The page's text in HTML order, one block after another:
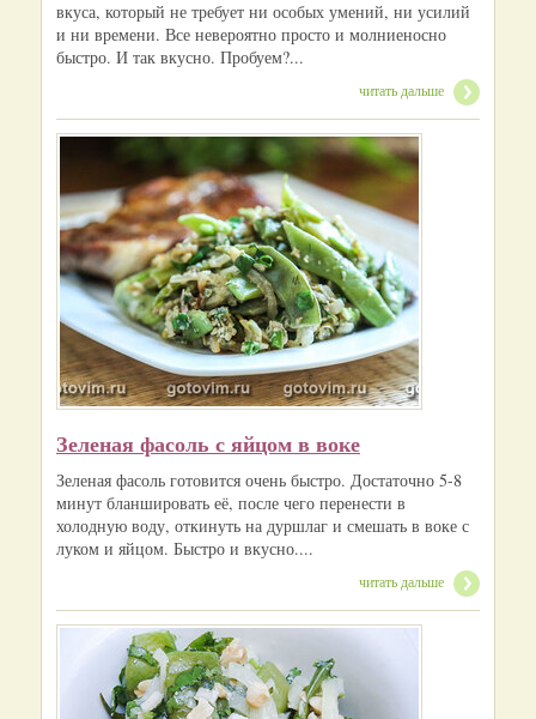
вкуса, который не требует ни особых умений, ни усилий
и ни времени. Все невероятно просто и молниеносно
быстро. И так вкусно. Пробуем?...
читать дальше
Зеленая фасоль с яйцом в воке
Зеленая фасоль готовится очень быстро. Достаточно 5-8
минут бланшировать её, после чего перенести в
холодную воду, откинуть на дуршлаг и смешать в воке с
луком и яйцом. Быстро и вкусно....
читать дальше